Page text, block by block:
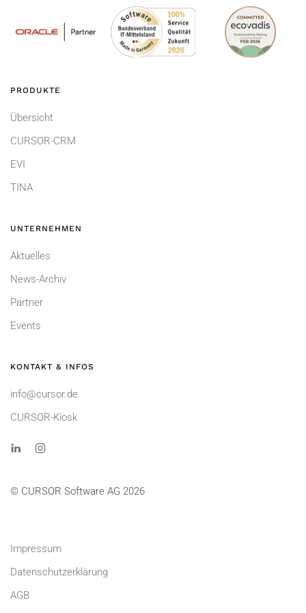
PRODUKTE
Übersicht
CURSOR-CRM
EVI
TINA
UNTERNEHMEN
Aktuelles
News-Archiv
Partner
Events
KONTAKT & INFOS
info@cursor.de
CURSOR-Kiosk
© CURSOR Software AG 2026
Impressum
Datenschutzerklärung
AGB